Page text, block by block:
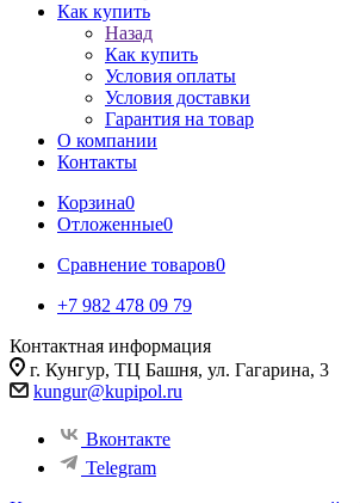
Как купить
Назад
Как купить
Условия оплаты
Условия доставки
Гарантия на товар
О компании
Контакты
Корзина0
Отложенные0
Сравнение товаров0
+7 982 478 09 79
Контактная информация
г. Кунгур, ТЦ Башня, ул. Гагарина, 3
kungur@kupipol.ru
Вконтакте
Telegram